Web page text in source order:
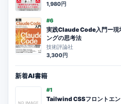
1,980円
#6
実践Claude Code入門ー現
ングの思考法
技術評論社
3,300円
新着AI書籍
#1
Tailwind CSSフロントエ